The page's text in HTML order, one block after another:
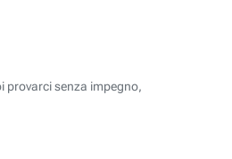
provarci senza impegno,